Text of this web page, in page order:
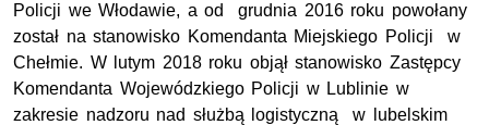
Policji we Włodawie, a od grudnia 2016 roku powołany
został na stanowisko Komendanta Miejskiego Policji w
Chełmie. W lutym 2018 roku objął stanowisko Zastępcy
Komendanta Wojewódzkiego Policji w Lublinie w
zakresie nadzoru nad służbą logistyczną w lubelskim